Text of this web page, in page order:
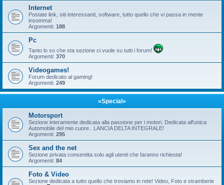
Internet
Postate link, siti interessanti, software, tutto quello che vi passa in mente
insomma!
Argomenti: 188
Pc
Tanto lo so che sta sezione ci vuole su tutti i forum!
Argomenti: 370
Videogames!
Forum dedicato al gaming!
Argomenti: 249
«Special»
Motorsport
Sezione interamente dedicata alla passione per i motori. Dedicata all'unica
Automobile del mio cuore.. LANCIA DELTA INTEGRALE!
Argomenti: 295
Sex and the net
Sezione privata consentita solo agli utenti che faranno richiesta!
Argomenti: 84
Foto & Video
Sezione dedicata a tutto quello che troviamo in rete! Video, Foto e stramberie